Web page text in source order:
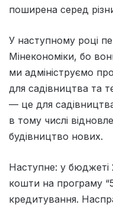
поширена серед
У наступному році
Мінекономіки, бо
ми адмініструємо
для садівництва та
— це для
в тому числі
будівництво нових.
Наступне: у бюджеті
кошти на програму
кредитування.